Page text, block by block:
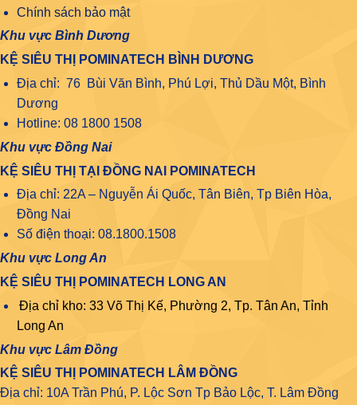
Chính sách bảo mật
Khu vực Bình Dương
KỆ SIÊU THỊ POMINATECH BÌNH DƯƠNG
Địa chỉ: 76 Bùi Văn Bình, Phú Lợi, Thủ Dầu Một, Bình
Dương
Hotline: 08 1800 1508
Khu vực Đồng Nai
KỆ SIÊU THỊ TẠI ĐỒNG NAI POMINATECH
Địa chỉ: 22A – Nguyễn Ái Quốc, Tân Biên, Tp Biên Hòa,
Đồng Nai
Số điện thoại: 08.1800.1508
Khu vực Long An
KỆ SIÊU THỊ POMINATECH LONG AN
Địa chỉ kho: 33 Võ Thị Kế, Phường 2, Tp. Tân An, Tỉnh
Long An
Khu vực Lâm Đồng
KỆ SIÊU THỊ POMINATECH LÂM ĐỒNG
Địa chỉ: 10A Trần Phú, P. Lộc Sơn Tp Bảo Lộc, T. Lâm Đồng